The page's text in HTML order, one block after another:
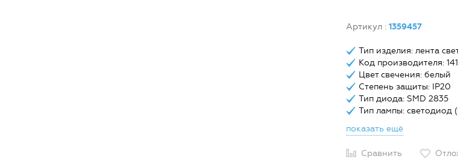
Артикул : 1359457
Тип изделия: лента
Код производителя:
Цвет свечения: белый
Степень защиты: IP20
Тип диода: SMD 2835
Тип лампы: светодиод
показать ещё
Сравнить